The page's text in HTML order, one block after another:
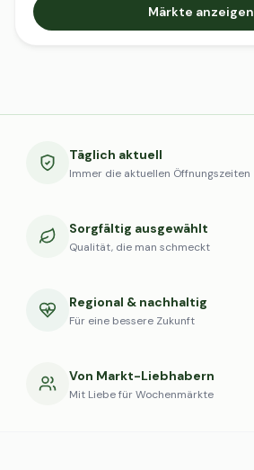
Märkte anzeigen
Täglich aktuell
Immer die aktuellen Öffnungszeiten
Sorgfältig ausgewählt
Qualität, die man schmeckt
Regional & nachhaltig
Für eine bessere Zukunft
Von Markt-Liebhabern
Mit Liebe für Wochenmärkte